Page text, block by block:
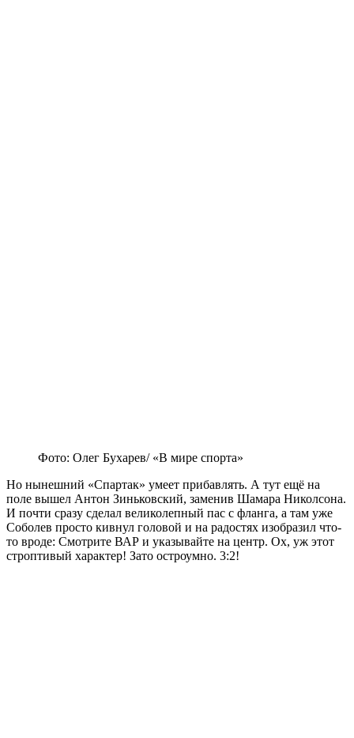
Фото: Олег Бухарев/ «В мире спорта»
Но нынешний «Спартак» умеет прибавлять. А тут ещё на
поле вышел Антон Зиньковский, заменив Шамара Николсона.
И почти сразу сделал великолепный пас с фланга, а там уже
Соболев просто кивнул головой и на радостях изобразил что-
то вроде: Смотрите ВАР и указывайте на центр. Ох, уж этот
строптивый характер! Зато остроумно. 3:2!